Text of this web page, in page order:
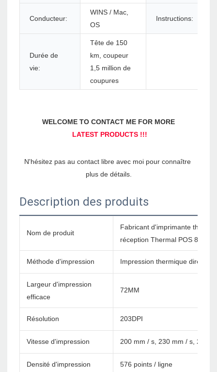
Conducteur:
WINS / Mac,
OS
Instructions:
Durée de
vie:
Tête de 150
km, coupeur
1,5 million de
coupures
N'hésitez pas au contact libre avec moi pour connaître
Description des produits
Nom de produit
Fabricant d'imprimante
réception Thermal POS 80
Méthode d'impression Impression thermique directe
Largeur d'impression
efficace
72MM
Résolution 203DPI
Vitesse d'impression 200 mm / s, 230 mm / s, 260
Densité d'impression 576 points / ligne